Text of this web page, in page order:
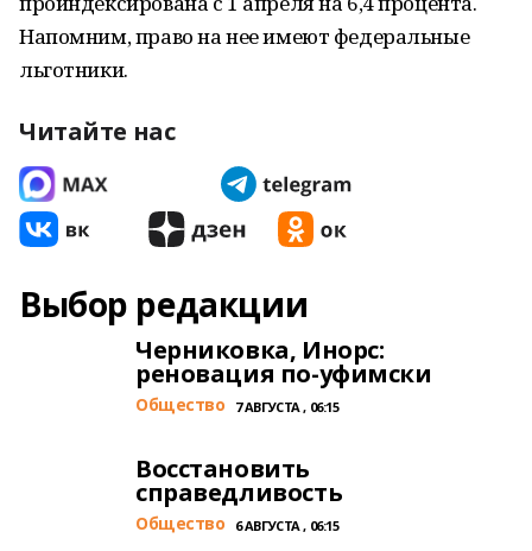
Напомним, право на нее имеют федеральные
льготники.
Читайте нас
Выбор редакции
Черниковка, Инорс:
реновация по-уфимски
Общество 7 АВГУСТА , 06:15
Восстановить
справедливость
Общество 6 АВГУСТА , 06:15